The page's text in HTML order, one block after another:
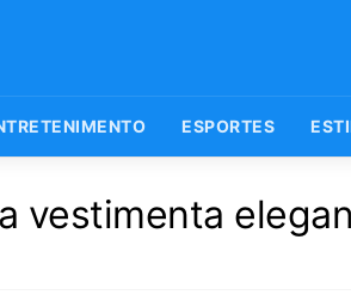
ESPORTES
vestimenta